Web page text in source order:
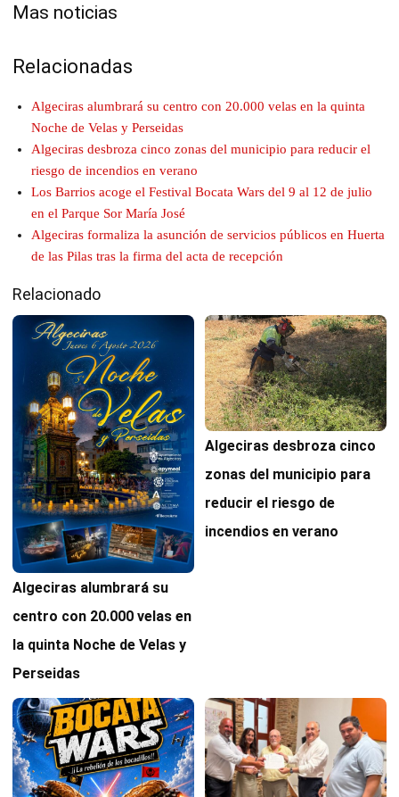
Mas noticias
Relacionadas
Algeciras alumbrará su centro con 20.000 velas en la quinta
Noche de Velas y Perseidas
Algeciras desbroza cinco zonas del municipio para reducir el
riesgo de incendios en verano
Los Barrios acoge el Festival Bocata Wars del 9 al 12 de julio
en el Parque Sor María José
Algeciras formaliza la asunción de servicios públicos en Huerta
de las Pilas tras la firma del acta de recepción
Relacionado
Algeciras alumbrará su
centro con 20.000 velas en
la quinta Noche de Velas y
Perseidas
Algeciras desbroza cinco
zonas del municipio para
reducir el riesgo de
incendios en verano